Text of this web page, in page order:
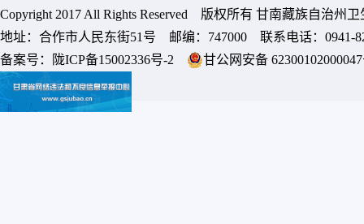
Copyright 2017 All Rights Reserved 版权所有 甘南藏族自治州
地址：合作市人民东街51号 邮编：747000 联系电话：0941-
备案号：
陇ICP备15002336号-2 甘公网安备